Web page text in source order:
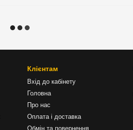
Клієнтам
Вхід до кабінету
Головна
Про нас
Оплата і доставка
Обмін та повернення